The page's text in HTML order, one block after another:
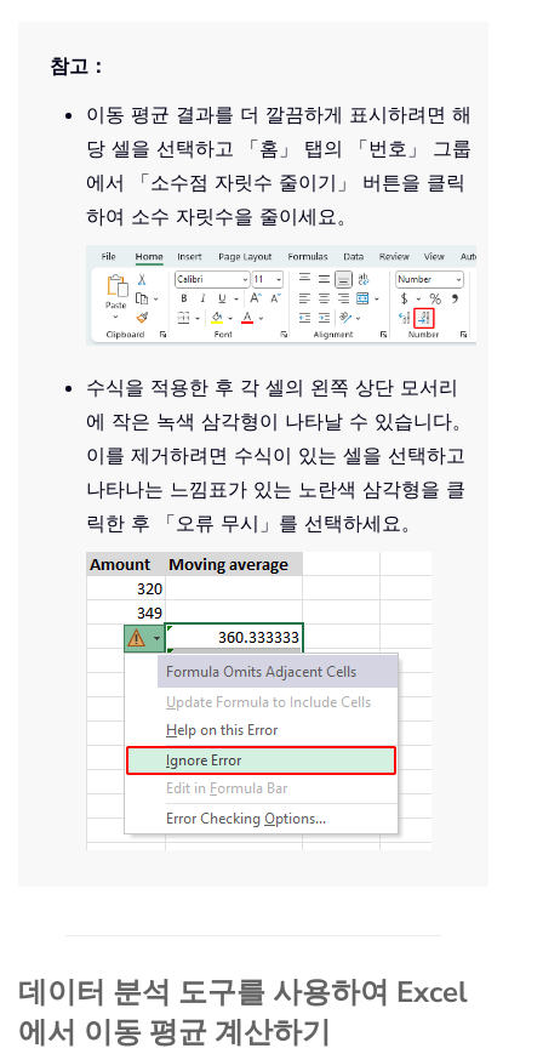
참고：
이동 평균 결과를 더 깔끔하게 표시하려면 해
당 셀을 선택하고 「홈」 탭의 「번호」 그룹
에서 「소수점 자릿수 줄이기」 버튼을 클릭
하여 소수 자릿수을 줄이세요。
수식을 적용한 후 각 셀의 왼쪽 상단 모서리
에 작은 녹색 삼각형이 나타날 수 있습니다。
이를 제거하려면 수식이 있는 셀을 선택하고
나타나는 느낌표가 있는 노란색 삼각형을 클
릭한 후 「오류 무시」를 선택하세요。
데이터 분석 도구를 사용하여 Excel
에서 이동 평균 계산하기